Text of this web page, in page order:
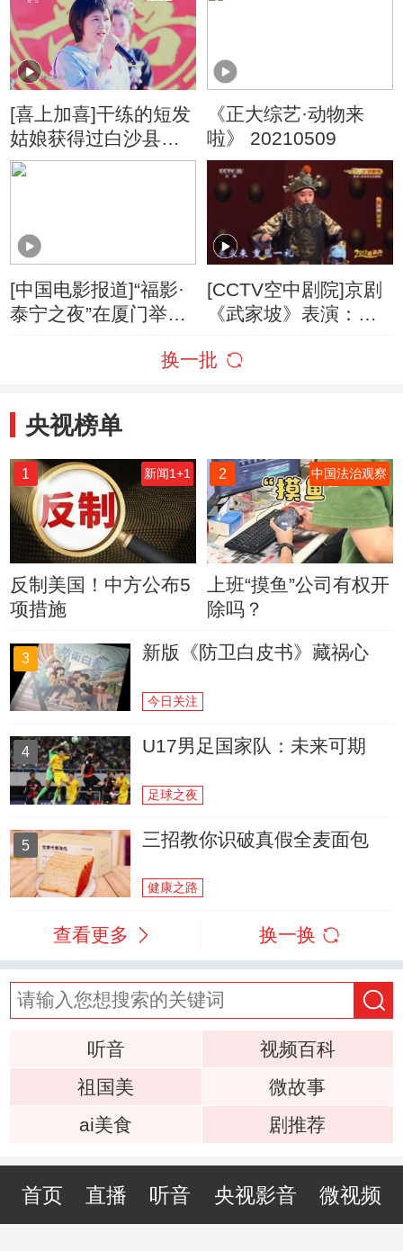
福建省永安市成功举
办
[喜上加喜]干练的短发
姑娘获得过白沙县优
秀共产党员 想找个让
《正大综艺·动物来
啦》 20210509
[中国电影报道]“福影·
泰宁之夜”在厦门举办
[CCTV空中剧院]京剧
《武家坡》表演：国
剧院
换一批
央视榜单
1 新闻1+1
反制美国！中方公布5
项措施
2 中国法治观察
上班“摸鱼”公司有权开
除吗？
3 新版《防卫白皮书》藏祸心
今日关注
4 U17男足国家队：未来可期
足球之夜
5 三招教你识破真假全麦面包
健康之路
查看更多 换一换
听音
视频百科
祖国美
微故事
ai美食
剧推荐
首页 直播 听音 央视影音 微视频